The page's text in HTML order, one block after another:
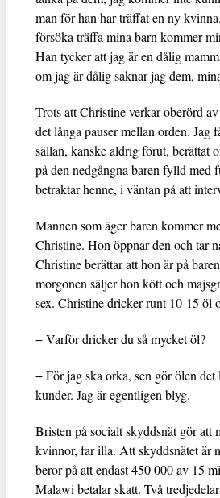
man för han har träffat en ny
försöka träffa mina barn kommer
Han tycker att jag är en dålig
om jag är dålig saknar jag dem,
Trots att Christine verkar oberörd
det långa pauser mellan orden. Jag
sällan, kanske aldrig förut, berättat
på den nedgångna baren fylld med
betraktar henne, i väntan på att
Mannen som äger baren kommer
Christine. Hon öppnar den och tar
Christine berättar att hon är på
morgonen säljer hon kött och
sex. Christine dricker runt 10-15 öl
− Varför dricker du så mycket öl?
− För jag ska orka, sen gör ölen det
kunder. Jag är egentligen blyg.
Bristen på socialt skyddsnät gör att
kvinnor, far illa. Att skyddsnätet är
beror på att endast 450 000 av 15
Malawi betalar skatt. Två